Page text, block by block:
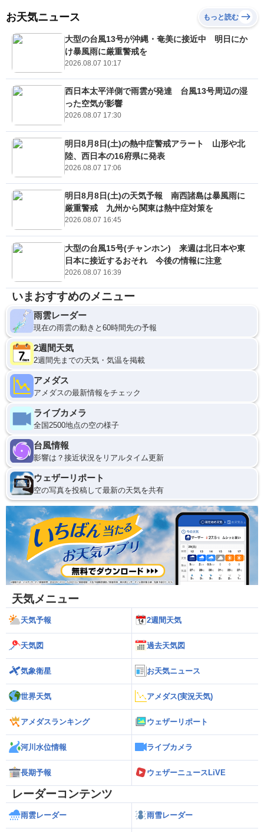
お天気ニュース もっと読む
大型の台風13号が沖縄・奄美に接近中 明日にか
け暴風雨に厳重警戒を
2026.08.07 10:17
西日本太平洋側で雨雲が発達 台風13号周辺の湿
った空気が影響
2026.08.07 17:30
明日8月8日(土)の熱中症警戒アラート 山形や北
陸、西日本の16府県に発表
2026.08.07 17:06
明日8月8日(土)の天気予報 南西諸島は暴風雨に
厳重警戒 九州から関東は熱中症対策を
2026.08.07 16:45
大型の台風15号(チャンホン) 来週は北日本や東
日本に接近するおそれ 今後の情報に注意
2026.08.07 16:39
いまおすすめのメニュー
雨雲レーダー
現在の雨雲の動きと60時間先の予報
2週間天気
2週間先までの天気・気温を掲載
アメダス
アメダスの最新情報をチェック
ライブカメラ
全国2500地点の空の様子
台風情報
影響は？接近状況をリアルタイム更新
ウェザーリポート
空の写真を投稿して最新の天気を共有
天気メニュー
天気予報 2週間天気
天気図 過去天気図
気象衛星 お天気ニュース
世界天気 アメダス(実況天気)
アメダスランキング ウェザーリポート
河川水位情報 ライブカメラ
長期予報 ウェザーニュースLiVE
レーダーコンテンツ
雨雲レーダー 雨雪レーダー